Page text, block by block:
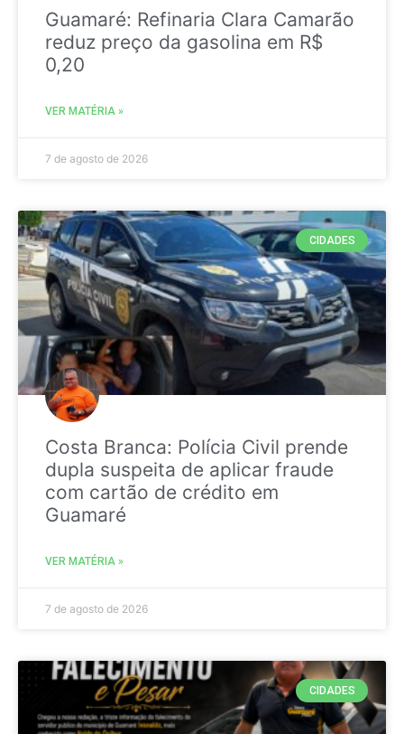
Guamaré: Refinaria Clara Camarão
reduz preço da gasolina em R$
0,20
VER MATÉRIA »
7 de agosto de 2026
CIDADES
Costa Branca: Polícia Civil prende
dupla suspeita de aplicar fraude
com cartão de crédito em
Guamaré
VER MATÉRIA »
7 de agosto de 2026
CIDADES